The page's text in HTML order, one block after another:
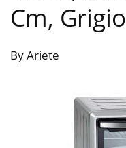
Cm, Grigio
By Ariete